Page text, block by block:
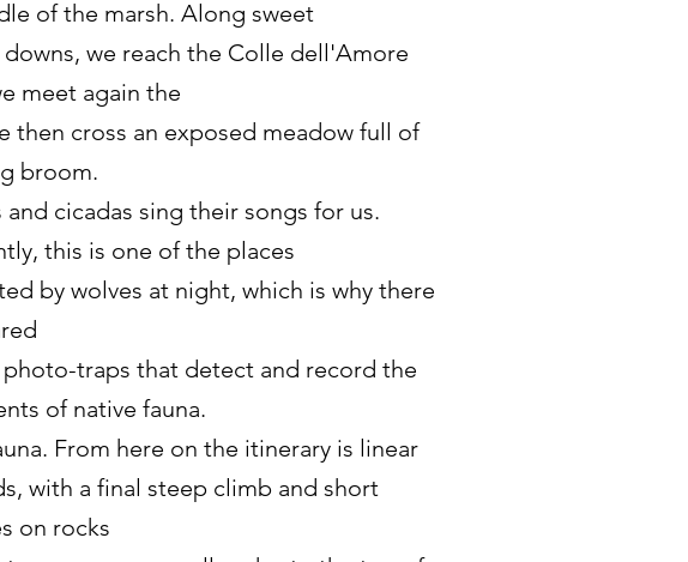
of the marsh. Along sweet
downs, we reach the Colle dell'Amore
meet again the
then cross an exposed meadow full of
broom.
and cicadas sing their songs for us.
this is one of the places
by wolves at night, which is why there
traps that detect and record the
of native fauna.
From here on the itinerary is linear
with a final steep climb and short
on rocks